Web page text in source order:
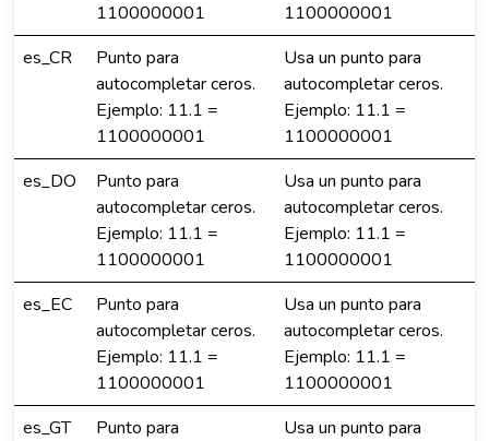
1100000001
1100000001
es_CR
Punto para
autocompletar ceros.
Ejemplo: 11.1 =
1100000001
Usa un punto para
autocompletar ceros.
Ejemplo: 11.1 =
1100000001
es_DO
Punto para
autocompletar ceros.
Ejemplo: 11.1 =
1100000001
Usa un punto para
autocompletar ceros.
Ejemplo: 11.1 =
1100000001
es_EC
Punto para
autocompletar ceros.
Ejemplo: 11.1 =
1100000001
Usa un punto para
autocompletar ceros.
Ejemplo: 11.1 =
1100000001
es_GT
Punto para
Usa un punto para